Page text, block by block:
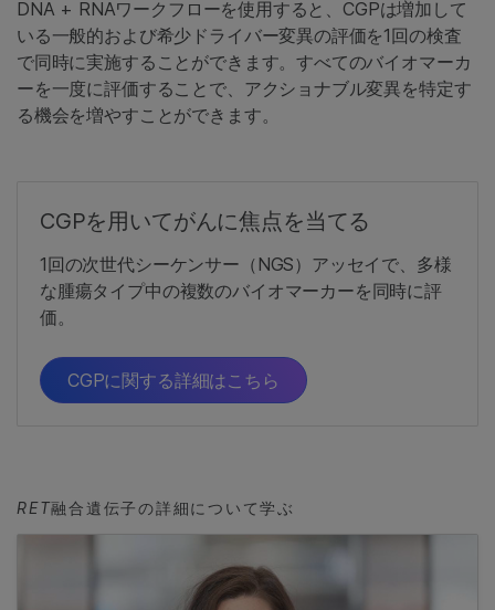
DNA + RNAワークフローを使用すると、CGPは増加して
いる一般的および希少ドライバー変異の評価を1回の検査
で同時に実施することができます。すべてのバイオマーカ
ーを一度に評価することで、アクショナブル変異を特定す
る機会を増やすことができます。
CGPを用いてがんに焦点を当てる
1回の次世代シーケンサー（NGS）アッセイで、多様
な腫瘍タイプ中の複数のバイオマーカーを同時に評
価。
CGPに関する詳細はこちら
RET融合遺伝子の詳細について学ぶ